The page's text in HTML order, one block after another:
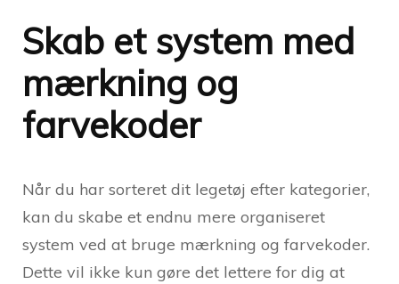
Skab et system med
mærkning og
farvekoder
Når du har sorteret dit legetøj efter kategorier,
kan du skabe et endnu mere organiseret
system ved at bruge mærkning og farvekoder.
Dette vil ikke kun gøre det lettere for dig at